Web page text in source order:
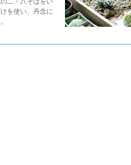
を使い、丹念に